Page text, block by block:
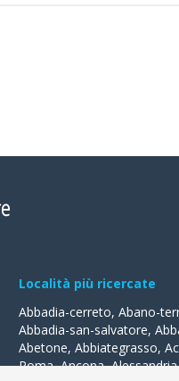
Località più ricercate
Abbadia-cerreto, Abano-
Abbadia-san-salvatore,
Abetone, Abbiategrasso,
Roma,Ancona,Alessandria